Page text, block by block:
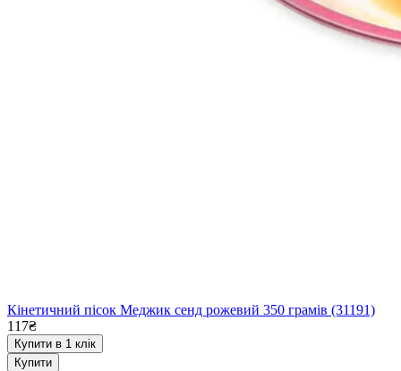
Кінетичний пісок Меджик сенд рожевий 350 грамів (31191)
117₴
Купити в 1 клік
Купити